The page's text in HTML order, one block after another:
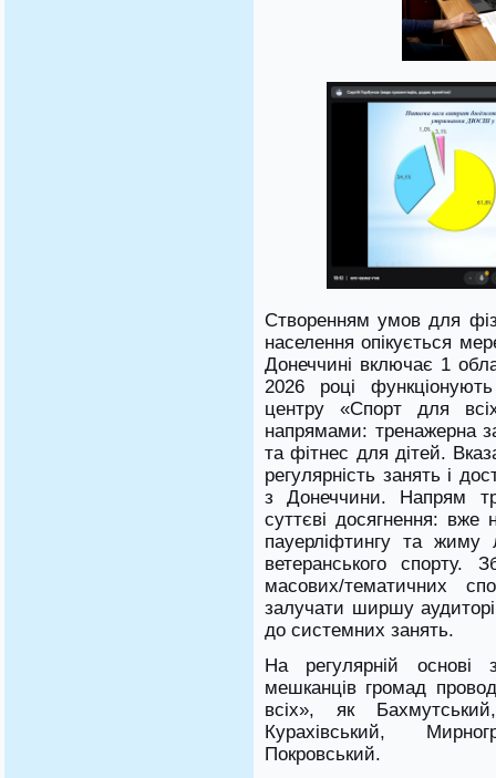
Створенням умов для
населення опікується
Донеччині включає 1
2026 році
центру «Спорт для
напрямами: тренажерна
та фітнес для дітей.
регулярність занять і
з Донеччини. Напрям
суттєві досягнення: вже
пауерліфтингу та
ветеранського спорту.
масових/тематичних
залучати ширшу
до системних занять.
На регулярній основі
мешканців громад
всіх», як
Курахівський,
Покровський.